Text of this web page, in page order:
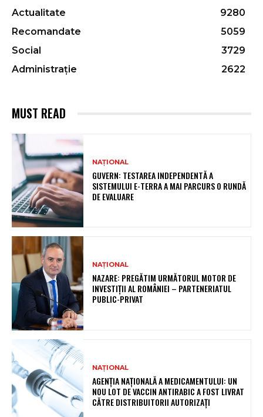
Actualitate
9280
Recomandate
5059
Social
3729
Administrație
2622
MUST READ
NAȚIONAL
GUVERN: TESTAREA INDEPENDENTĂ A
SISTEMULUI E-TERRA A MAI PARCURS O RUNDĂ
DE EVALUARE
NAȚIONAL
NAZARE: PREGĂTIM URMĂTORUL MOTOR DE
INVESTIȚII AL ROMÂNIEI – PARTENERIATUL
PUBLIC-PRIVAT
NAȚIONAL
AGENȚIA NAȚIONALĂ A MEDICAMENTULUI: UN
NOU LOT DE VACCIN ANTIRABIC A FOST LIVRAT
CĂTRE DISTRIBUITORII AUTORIZAȚI